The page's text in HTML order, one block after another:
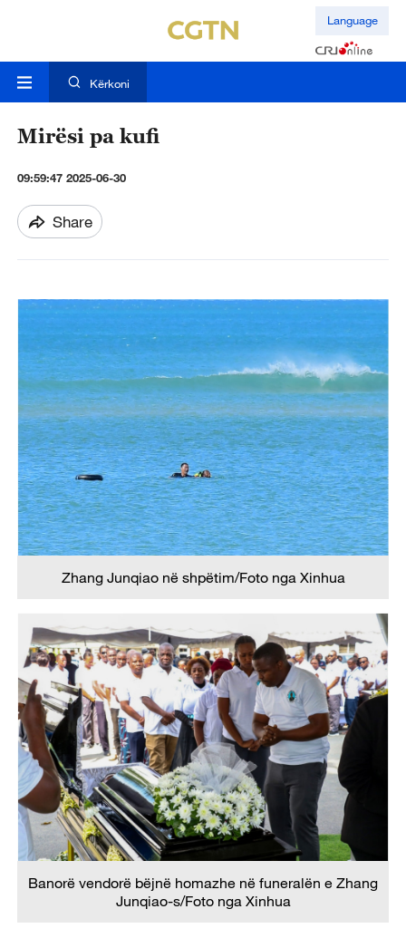
Language
Kërkoni
Mirësi pa kufi
09:59:47 2025-06-30
Share
Zhang Junqiao në shpëtim/Foto nga Xinhua
Banorë vendorë bëjnë homazhe në funeralën e Zhang
Junqiao-s/Foto nga Xinhua